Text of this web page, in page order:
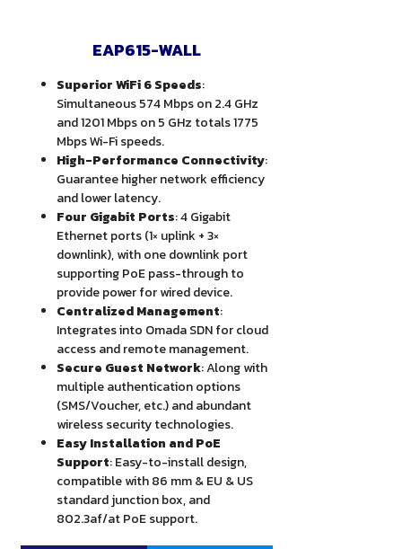
EAP615-WALL
Superior WiFi 6 Speeds:
Simultaneous 574 Mbps on 2.4 GHz
and 1201 Mbps on 5 GHz totals 1775
Mbps Wi-Fi speeds.
High-Performance Connectivity:
Guarantee higher network efficiency
and lower latency.
Four Gigabit Ports: 4 Gigabit
Ethernet ports (1× uplink + 3×
downlink), with one downlink port
supporting PoE pass-through to
provide power for wired device.
Centralized Management:
Integrates into Omada SDN for cloud
access and remote management.
Secure Guest Network: Along with
multiple authentication options
(SMS/Voucher, etc.) and abundant
wireless security technologies.
Easy Installation and PoE
Support: Easy-to-install design,
compatible with 86 mm & EU & US
standard junction box, and
802.3af/at PoE support.